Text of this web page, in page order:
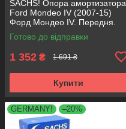
SACHS! Опора амортизатора
Ford Mondeo IV (2007-15)
Форд Мондео IV. Передня.
SM5676 , 803053 , KB652.30
Готово до відправки
1 352 ₴ 1 691 ₴
Купити
GERMANY! –20%